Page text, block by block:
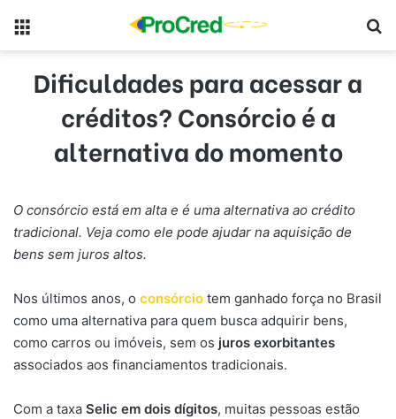
Dificuldades para acessar a
créditos? Consórcio é a
alternativa do momento
O consórcio está em alta e é uma alternativa ao crédito
tradicional. Veja como ele pode ajudar na aquisição de
bens sem juros altos.
Nos últimos anos, o consórcio tem ganhado força no Brasil
como uma alternativa para quem busca adquirir bens,
como carros ou imóveis, sem os juros exorbitantes
associados aos financiamentos tradicionais.
Com a taxa Selic em dois dígitos, muitas pessoas estão